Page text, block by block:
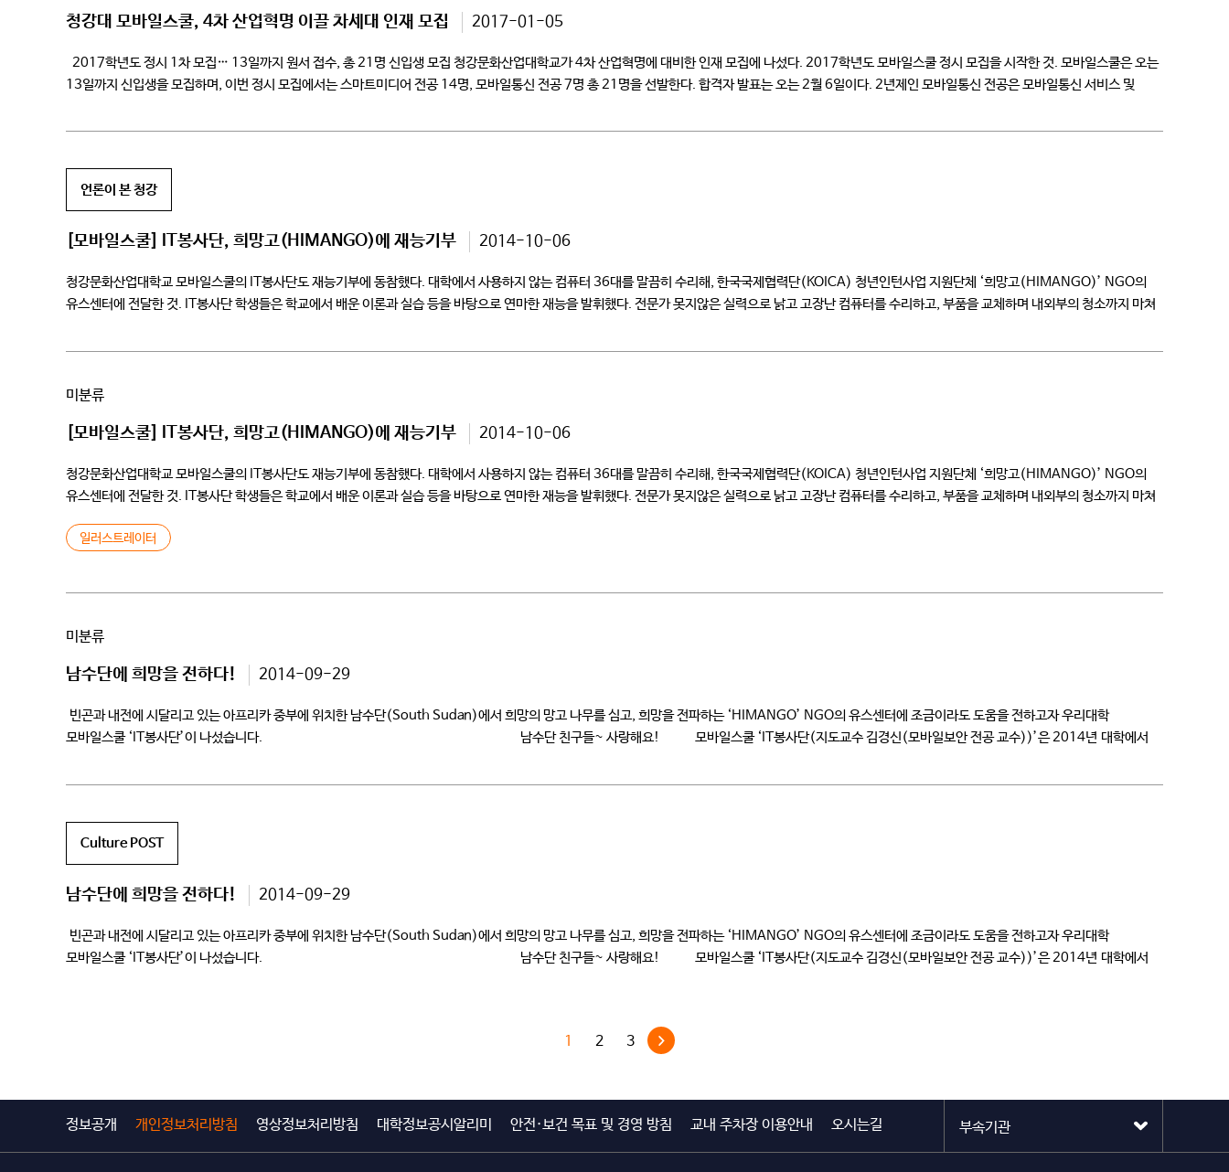
청강대 모바일스쿨, 4차 산업혁명 이끌 차세대 인재 모집 2017-01-05
2017학년도 정시 1차 모집… 13일까지 원서 접수, 총 21명 신입생 모집 청강문화산업대학교가 4차 산업혁명에 대비한 인재 모집에 나섰다. 2017학년도 모바일스쿨 정시 모집을 시작한 것. 모바일스쿨은 오는
13일까지 신입생을 모집하며, 이번 정시 모집에서는 스마트미디어 전공 14명, 모바일통신 전공 7명 총 21명을 선발한다. 합격자 발표는 오는 2월 6일이다. 2년제인 모바일통신 전공은 모바일통신 서비스 및
언론이 본 청강
[모바일스쿨] IT봉사단, 희망고(HIMANGO)에 재능기부 2014-10-06
청강문화산업대학교 모바일스쿨의 IT봉사단도 재능기부에 동참했다. 대학에서 사용하지 않는 컴퓨터 36대를 말끔히 수리해, 한국국제협력단(KOICA) 청년인턴사업 지원단체 ‘희망고(HIMANGO)’ NGO의
유스센터에 전달한 것. IT봉사단 학생들은 학교에서 배운 이론과 실습 등을 바탕으로 연마한 재능을 발휘했다. 전문가 못지않은 실력으로 낡고 고장난 컴퓨터를 수리하고, 부품을 교체하며 내외부의 청소까지 마쳐
미분류
[모바일스쿨] IT봉사단, 희망고(HIMANGO)에 재능기부 2014-10-06
청강문화산업대학교 모바일스쿨의 IT봉사단도 재능기부에 동참했다. 대학에서 사용하지 않는 컴퓨터 36대를 말끔히 수리해, 한국국제협력단(KOICA) 청년인턴사업 지원단체 ‘희망고(HIMANGO)’ NGO의
유스센터에 전달한 것. IT봉사단 학생들은 학교에서 배운 이론과 실습 등을 바탕으로 연마한 재능을 발휘했다. 전문가 못지않은 실력으로 낡고 고장난 컴퓨터를 수리하고, 부품을 교체하며 내외부의 청소까지 마쳐
일러스트레이터
미분류
남수단에 희망을 전하다! 2014-09-29
빈곤과 내전에 시달리고 있는 아프리카 중부에 위치한 남수단(South Sudan)에서 희망의 망고 나무를 심고, 희망을 전파하는 ‘HIMANGO’ NGO의 유스센터에 조금이라도 도움을 전하고자 우리대학
모바일스쿨 ‘IT봉사단’이 나섰습니다. 남수단 친구들~ 사랑해요! 모바일스쿨 ‘IT봉사단(지도교수 김경신(모바일보안 전공 교수))’은 2014년 대학에서
Culture POST
남수단에 희망을 전하다! 2014-09-29
빈곤과 내전에 시달리고 있는 아프리카 중부에 위치한 남수단(South Sudan)에서 희망의 망고 나무를 심고, 희망을 전파하는 ‘HIMANGO’ NGO의 유스센터에 조금이라도 도움을 전하고자 우리대학
모바일스쿨 ‘IT봉사단’이 나섰습니다. 남수단 친구들~ 사랑해요! 모바일스쿨 ‘IT봉사단(지도교수 김경신(모바일보안 전공 교수))’은 2014년 대학에서
1 2 3
정보공개 개인정보처리방침 영상정보처리방침 대학정보공시알리미 안전·보건 목표 및 경영 방침 교내 주차장 이용안내 오시는길